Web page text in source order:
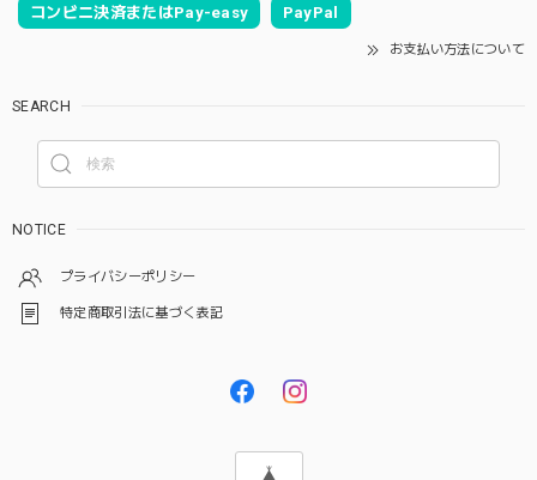
コンビニ決済またはPay-easy PayPal
お支払い方法について
SEARCH
NOTICE
プライバシーポリシー
特定商取引法に基づく表記